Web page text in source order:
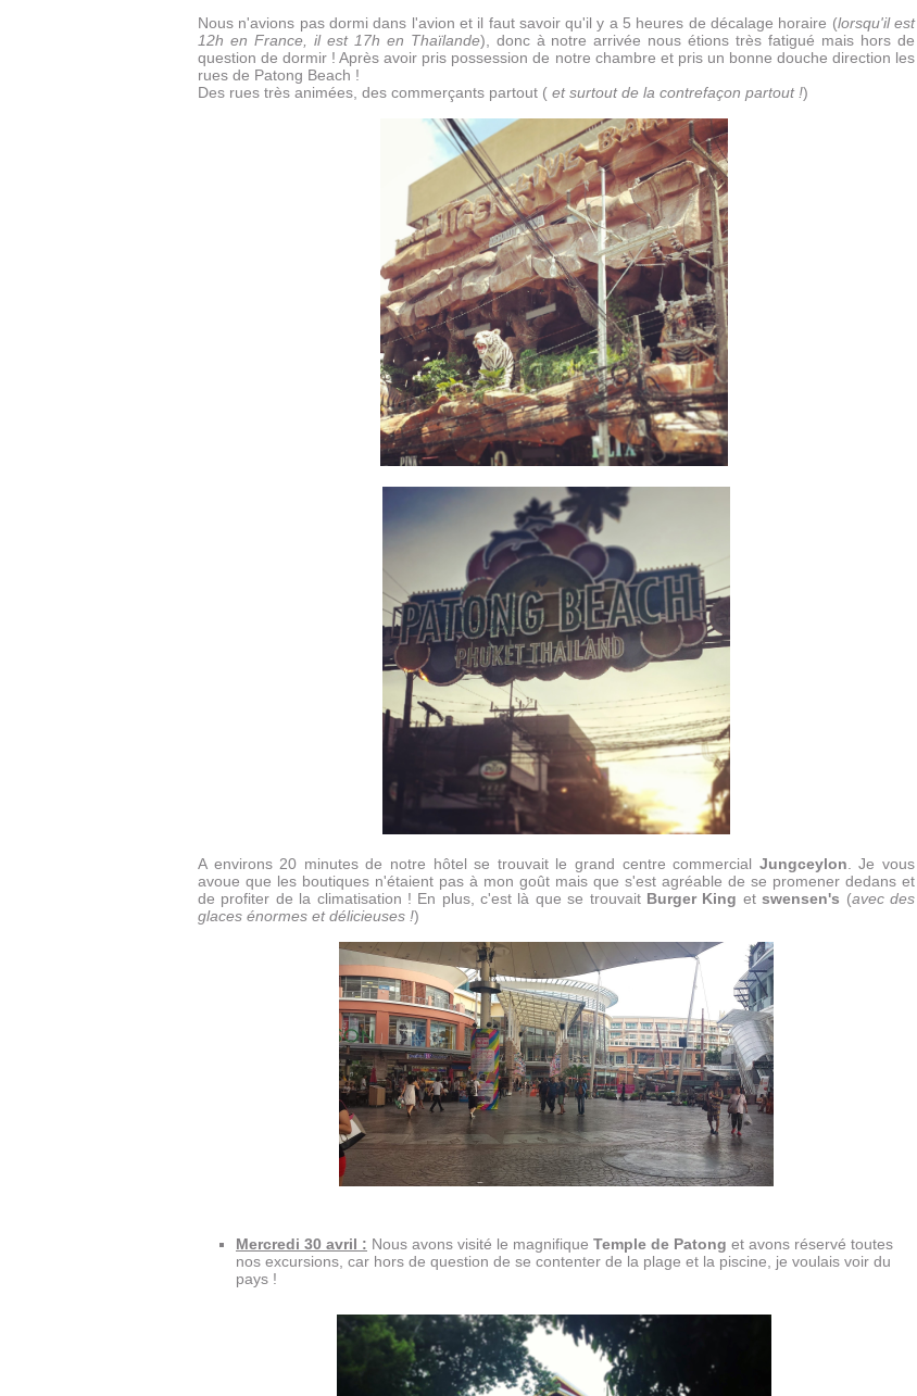
Nous n'avions pas dormi dans l'avion et il faut savoir qu'il y a 5 heures de décalage horaire (lorsqu'il est
12h en France, il est 17h en Thaïlande), donc à notre arrivée nous étions très fatigué mais hors de
question de dormir ! Après avoir pris possession de notre chambre et pris un bonne douche direction les
rues de Patong Beach !
Des rues très animées, des commerçants partout ( et surtout de la contrefaçon partout !)
A environs 20 minutes de notre hôtel se trouvait le grand centre commercial Jungceylon . Je vous
avoue que les boutiques n'étaient pas à mon goût mais que s'est agréable de se promener dedans et
de profiter de la climatisation ! En plus, c'est là que se trouvait Burger King etswensen's (avec des
glaces énormes et délicieuses !)
Mercredi 30 avril : Nous avons visité le magnifique Temple de Patong et avons réservé toutes
nos excursions, car hors de question de se contenter de la plage et la piscine, je voulais voir du
pays !